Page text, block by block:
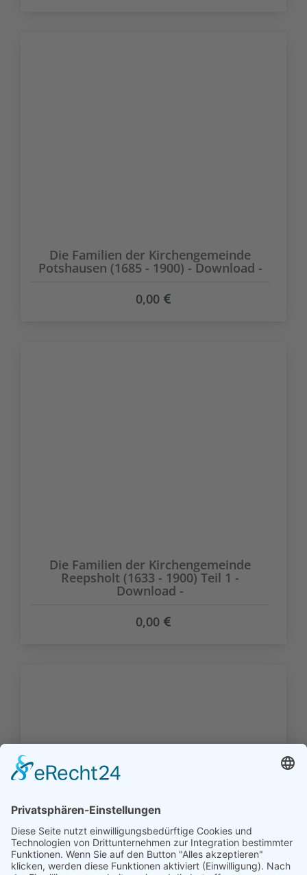
Die Familien der Kirchengemeinde
Potshausen (1685 - 1900) - Download -
0,00
Die Familien der Kirchengemeinde
Reepsholt (1633 - 1900) Teil 1 -
Download -
0,00